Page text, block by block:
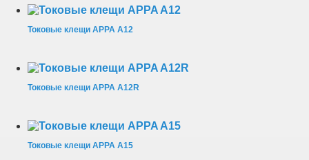
Токовые клещи APPA A12
Токовые клещи APPA A12R
Токовые клещи APPA A15